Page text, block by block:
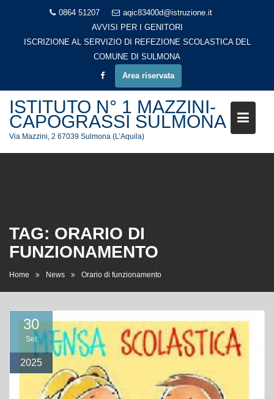
0864 51207
aqic83400d@istruzione.it
AVVISI PER I GENITORI
Area riservata
ISTITUTO N° 1 MAZZINI-
CAPOGRASSI SULMONA
Via Mazzini, 2 67039 Sulmona (L’Aquila)
Home News Orario di funzionamento
30
Set
2025